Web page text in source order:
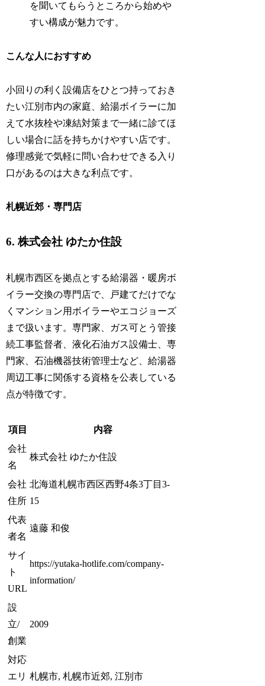
を聞いてもらうところから始めや
すい構成が魅力です。
こんな人におすすめ
小回りの利く設備店をひとつ持っておき
たい江別市内の家庭、給湯ボイラーに加
えて水抜栓や凍結対策まで一緒に診てほ
しい場合に話を持ちかけやすい店です。
修理感覚で気軽に問い合わせできる入り
口があるのは大きな利点です。
札幌近郊・専門店
6. 株式会社 ゆたか住設
札幌市西区を拠点とする給湯器・暖房ボ
イラー交換の専門店で、戸建てだけでな
くマンション用ボイラーやエコジョーズ
まで扱います。専門家、ガス可とう管接
続工事監督者、液化石油ガス設備士、専
門家、石油機器技術管理士など、給湯器
周辺工事に関係する資格を公表している
点が特徴です。
項目
内容
会社
名
株式会社 ゆたか住設
会社
住所
北海道札幌市西区西野4条3丁目3-
15
代表
者名
遠藤 和俊
サイ
ト
URL
https://yutaka-hotlife.com/company-
information/
設
立/
創業
2009
対応
エリ 札幌市, 札幌市近郊, 江別市